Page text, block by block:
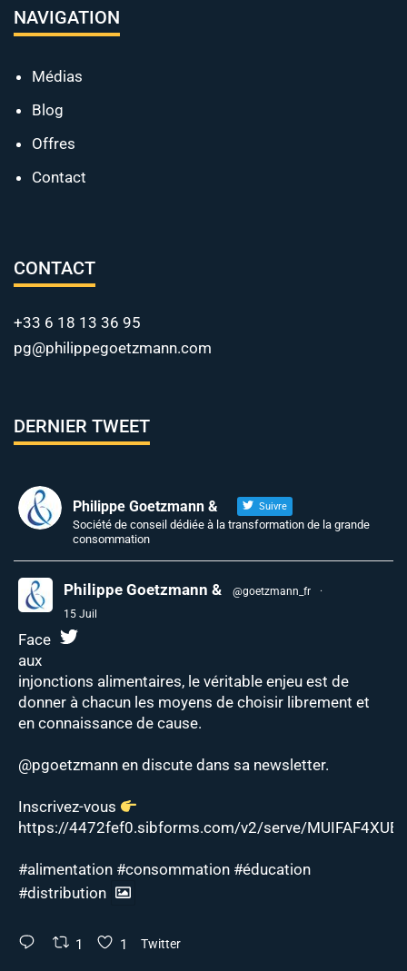
NAVIGATION
Médias
Blog
Offres
Contact
CONTACT
+33 6 18 13 36 95
pg@philippegoetzmann.com
DERNIER TWEET
Philippe Goetzmann & Suivre
Société de conseil dédiée à la transformation de la grande
consommation
Philippe Goetzmann & @goetzmann_fr
·
15 Juil
Face
aux
injonctions alimentaires, le véritable enjeu est de
donner à chacun les moyens de choisir librement et
en connaissance de cause.
@pgoetzmann en discute dans sa newsletter.
Inscrivez-vous
https://4472fef0.sibforms.com/v2/serve/
#alimentation #consommation #éducation
#distribution
1 1 Twitter